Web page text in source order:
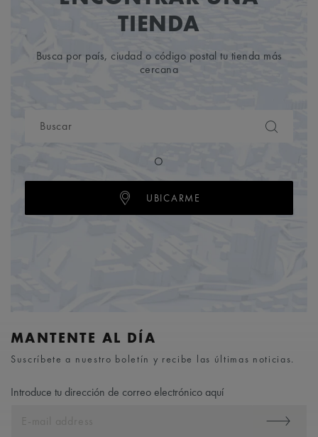
TIENDA
Busca por país, ciudad o código postal tu tienda más
cercana
O
UBICARME
MANTENTE AL DÍA
Suscríbete a nuestro boletín y recibe las últimas noticias.
Introduce tu dirección de correo electrónico aquí